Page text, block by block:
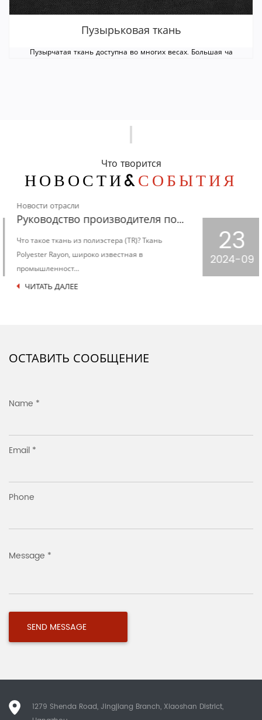
Пузырьковая ткань
Пузырчатая ткань доступна во многих весах. Большая ча
Что творится
НОВОСТИ&СОБЫТИЯ
23
2024-09
Новости отрасли
Процесс формирования и стентирования трикотажного жаккардового полотна «гусиные лапки»
На огромном звездном небе текстильной
промышленности трикотажное жаккардовое
полотно «гусиные лап...
ОСТАВИТЬ СООБЩЕНИЕ
Name *
Email *
Phone
Message *
1279 Shenda Road, Jingjiang Branch, Xiaoshan District,